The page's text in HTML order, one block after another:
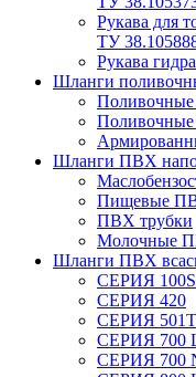
Рукава для
ТУ
Рукава
Шланги
Шланги ПВХ
Пищевые
ПВХ трубки
Молочные
Шланги ПВХ
СЕРИЯ
СЕРИЯ 420
СЕРИЯ 501T
СЕРИЯ 700
СЕРИЯ 700